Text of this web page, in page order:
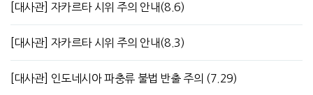
[대사관] 자카르타 시위 주의 안내(8.6)
[대사관] 자카르타 시위 주의 안내(8.3)
[대사관] 인도네시아 파충류 불법 반출 주의 (7.29)